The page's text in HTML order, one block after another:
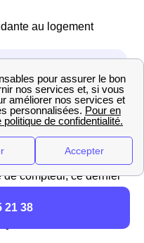
au logement
compteur, ce dernier
21 38